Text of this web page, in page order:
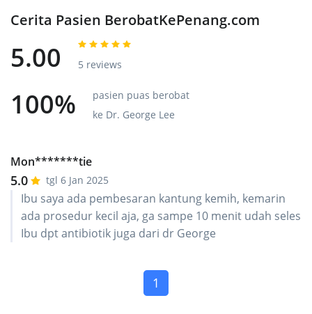
Cerita Pasien BerobatKePenang.com
5.00 5 reviews
100%
pasien puas berobat
ke Dr. George Lee
Mon*******tie
5.0 tgl 6 Jan 2025
Ibu saya ada pembesaran kantung kemih, kemarin
ada prosedur kecil aja, ga sampe 10 menit udah seles
Ibu dpt antibiotik juga dari dr George
1